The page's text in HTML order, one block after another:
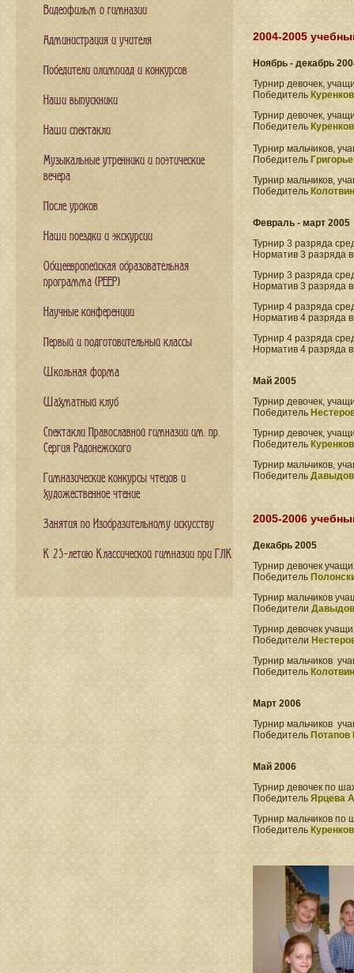
2004-2005
Ноябрь - декабрь
Турнир девочек,
Победитель
Турнир девочек,
Победитель
Турнир мальчиков,
Победитель
Турнир мальчиков,
Победитель
Февраль - март 2005
Турнир 3 разряда
Норматив 3 разряда
Турнир 3 разряда
Норматив 3 разряда
Турнир 4 разряда
Норматив 4 разряда
Турнир 4 разряда
Норматив 4 разряда
Май 2005
Турнир девочек,
Победитель
Турнир девочек,
Победитель
Турнир мальчиков,
Победитель Давыдов
2005-2006
Декабрь 2005
Турнир девочек
Победитель
Турнир мальчиков
Победители
Турнир девочек
Победители
Турнир мальчиков
Победитель
Март 2006
Турнир мальчиков
Победитель Потапов
Май 2006
Турнир девочек по
Победитель Ярцева
Турнир мальчиков
Победитель
Видеофильм о гимназии
Администрация и учителя
Победители олимпиад и конкурсов
Наши выпускники
Наши спектакли
Музыкальные утренники и поэтические
вечера
После уроков
Наши поездки и экскурсии
Общеевропейская образовательная
программа (PEEP)
Научные конференции
Первый и подготовительный классы
Школьная форма
Шахматный клуб
Спектакли Православной гимназии им. пр.
Сергия Радонежского
Гимназические конкурсы чтецов и
художественное чтение
Занятия по Изобразительному искусству
К 25-летию Классической гимназии при ГЛК